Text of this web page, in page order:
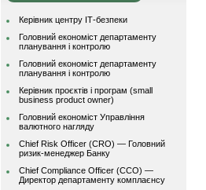
Керівник центру ІТ-безпеки
Головний економіст департаменту
планування і контролю
Головний економіст департаменту
планування і контролю
Керівник проєктів і програм (small
business product owner)
Головний економіст Управління
валютного нагляду
Chief Risk Officer (CRO) — Головний
ризик-менеджер Банку
Chief Compliance Officer (CCO) —
Директор департаменту комплаєнсу